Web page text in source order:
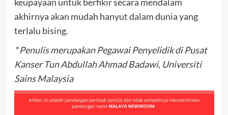
akhirnya akan mudah hanyut dalam dunia yang
terlalu bising.
* Penulis merupakan Pegawai Penyelidik di Pusat
Kanser Tun Abdullah Ahmad Badawi, Universiti
Sains Malaysia